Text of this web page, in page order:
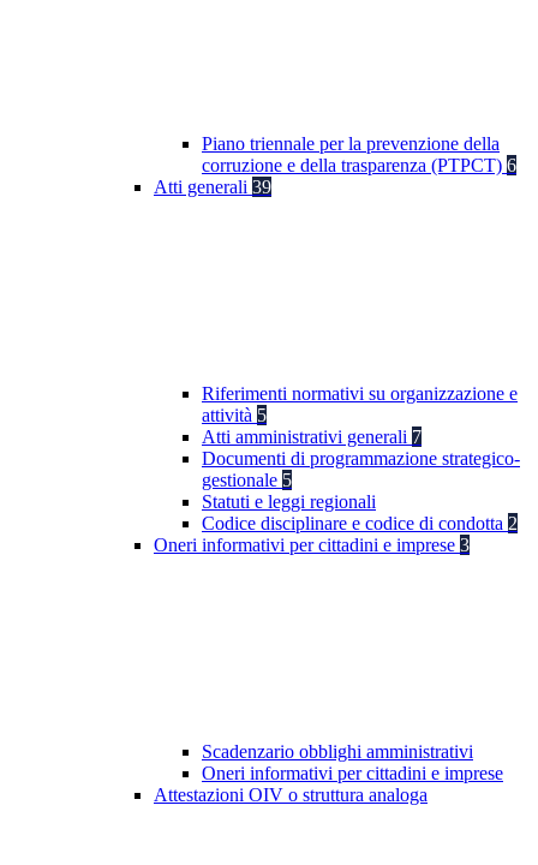
Piano triennale per la prevenzione della
corruzione e della trasparenza (PTPCT) 6
Atti generali 39
Riferimenti normativi su organizzazione e
attività 5
Atti amministrativi generali 7
Documenti di programmazione strategico-
gestionale 5
Statuti e leggi regionali
Codice disciplinare e codice di condotta 2
Oneri informativi per cittadini e imprese 3
Scadenzario obblighi amministrativi
Oneri informativi per cittadini e imprese
Attestazioni OIV o struttura analoga